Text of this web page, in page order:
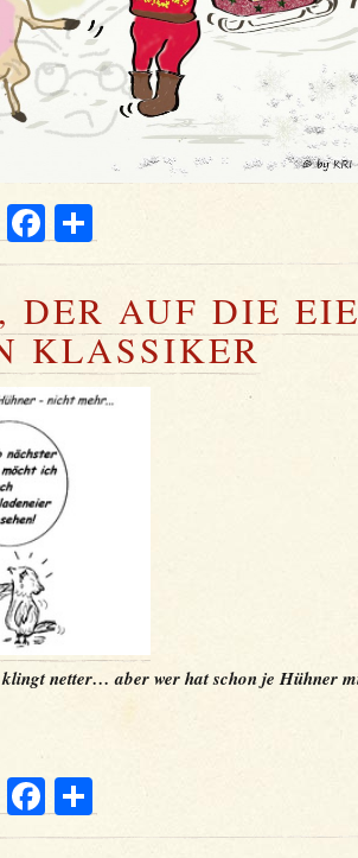
Facebook
DER AUF DIE
KLASSIKER
netter… aber wer hat schon je Hühner
Facebook